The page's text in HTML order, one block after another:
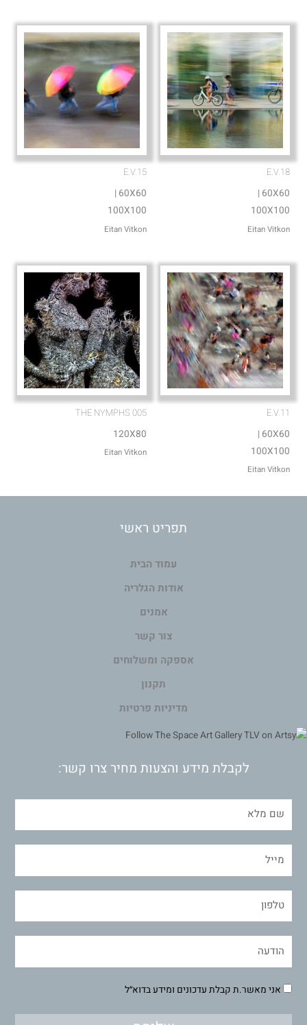
p
e
E.V.18
60X60 |
100X100
Eitan Vitkon
E.V.15
60X60 |
100X100
Eitan Vitkon
E.V.11
60X60 |
100X100
Eitan Vitkon
005 THE NYMPHS
120X80
Eitan Vitkon
תפריט ראשי
עמוד הבית
אודות הגלריה
אמנים
צור קשר
אספקה ומשלוחים
תקנון
מדיניות פרטיות
לקבלת מידע והצעות מחיר צרו קשר:
אני מאשר.ת קבלת עדכונים ומידע בדוא״ל